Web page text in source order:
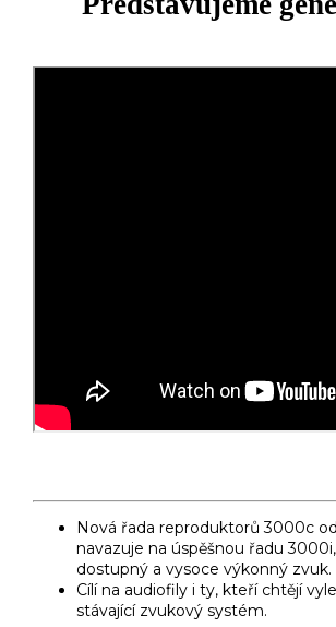
Nová řada reproduktorů 3000c
navazuje na úspěšnou řadu
dostupný a vysoce výkonný zvuk.
Cílí na audiofily i ty, kteří chtějí
stávající zvukový systém.